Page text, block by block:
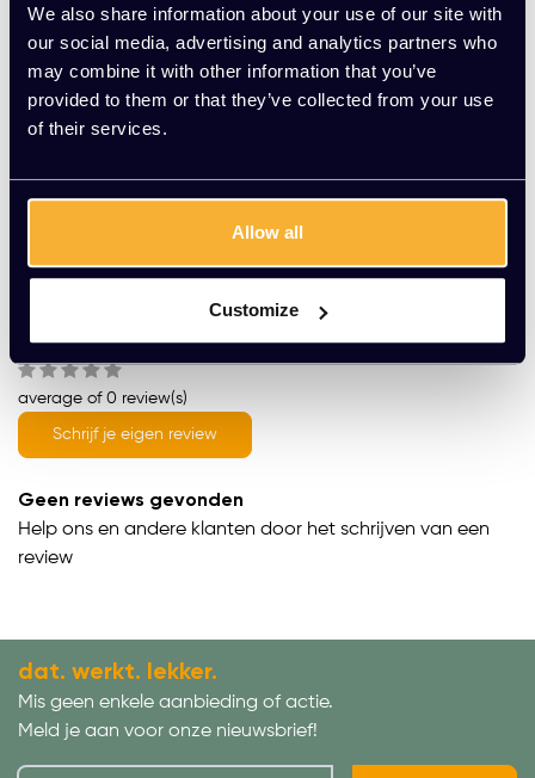
We also share information about your use of our site with
our social media, advertising and analytics partners who
may combine it with other information that you’ve
provided to them or that they’ve collected from your use
of their services.
Allow all
Customize
Vraag jouw persoonlijke aanbieding aan
Vrijblijvende offerte
Productomschrijving
Wat onze klanten zeggen
average of 0 review(s)
Schrijf je eigen review
Geen reviews gevonden
Help ons en andere klanten door het schrijven van een
review
dat. werkt. lekker.
Mis geen enkele aanbieding of actie.
Meld je aan voor onze nieuwsbrief!